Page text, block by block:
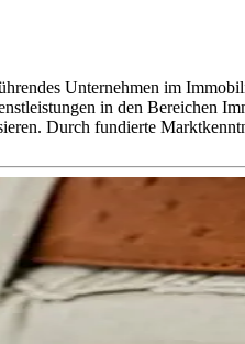
Unternehmen im
in den Bereichen
Durch fundierte